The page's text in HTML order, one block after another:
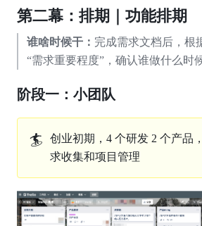
第二幕：排期｜功能排期
谁啥时候干： 完成需求文档后，根
“需求重要程度”，确认谁做什么时
阶段一：小团队
🏄 创业初期，4 个研发 2 个产品
求收集和项目管理